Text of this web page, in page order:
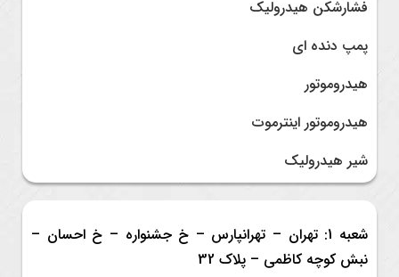
فشارشکن هیدرولیک
پمپ دنده ای
هیدروموتور
هیدروموتور اینترموت
شیر هیدرولیک
شعبه 1: تهران – تهرانپارس – خ جشنواره – خ احسان –
نبش کوچه کاظمی – پلاک 32